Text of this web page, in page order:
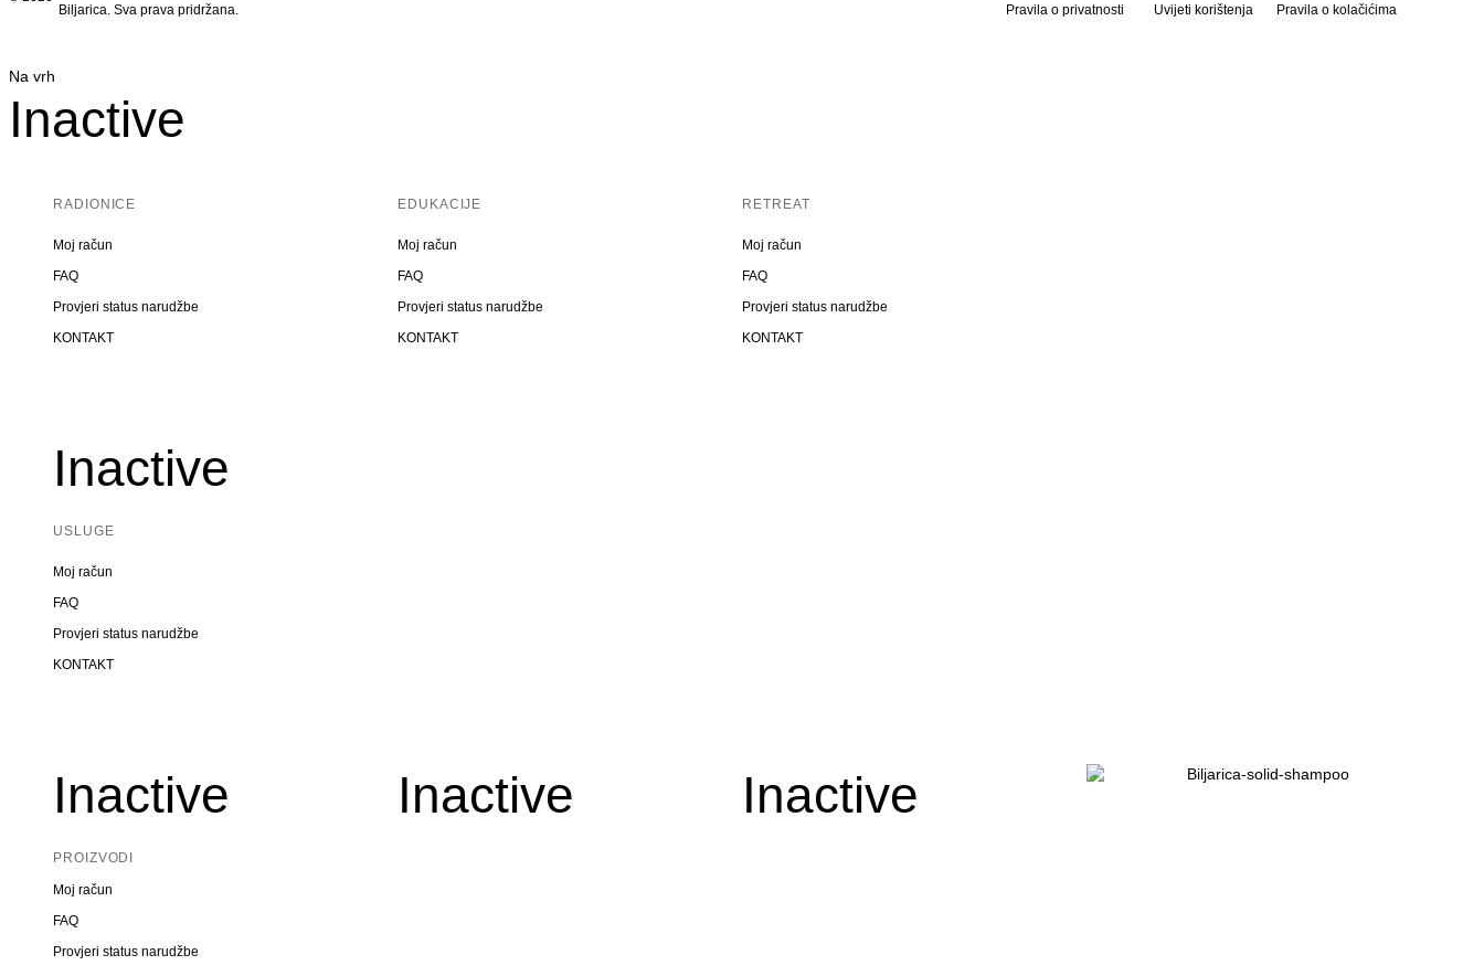
Biljarica. Sva prava pridržana.
Pravila o privatnosti Uvijeti korištenja Pravila o kolačićima
Na vrh
Inactive
RADIONICE
Moj račun
FAQ
Provjeri status narudžbe
KONTAKT
EDUKACIJE
Moj račun
FAQ
Provjeri status narudžbe
KONTAKT
RETREAT
Moj račun
FAQ
Provjeri status narudžbe
KONTAKT
Inactive
USLUGE
Moj račun
FAQ
Provjeri status narudžbe
KONTAKT
Inactive
PROIZVODI
Moj račun
FAQ
Provjeri status narudžbe
Inactive Inactive